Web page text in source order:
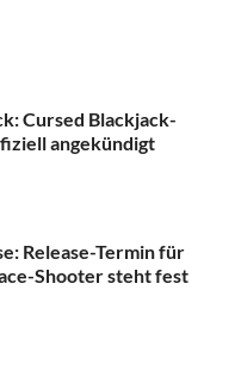
Cursed Blackjack-
angekündigt
Release-Termin für
Shooter steht fest